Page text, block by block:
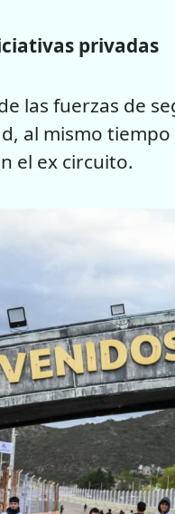
privadas
las fuerzas de
al mismo
el ex circuito.